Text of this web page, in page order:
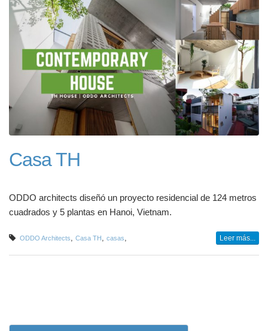
Casa TH
ODDO architects diseñó un proyecto residencial de 124 metros
cuadrados y 5 plantas en Hanoi, Vietnam.
ODDO Architects Casa TH casas Leer más...